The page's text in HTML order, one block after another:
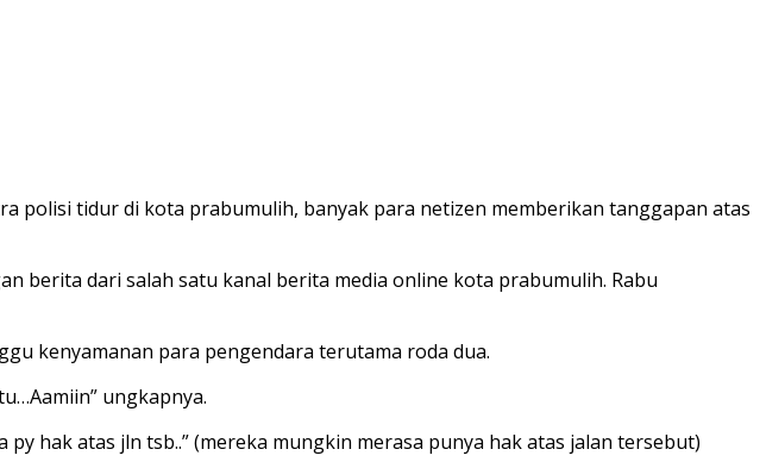
polisi tidur di kota prabumulih, banyak para netizen memberikan tanggapan atas
berita dari salah satu kanal berita media online kota prabumulih. Rabu
kenyamanan para pengendara terutama roda dua.
ungkapnya.
hak atas jln tsb..” (mereka mungkin merasa punya hak atas jalan tersebut)